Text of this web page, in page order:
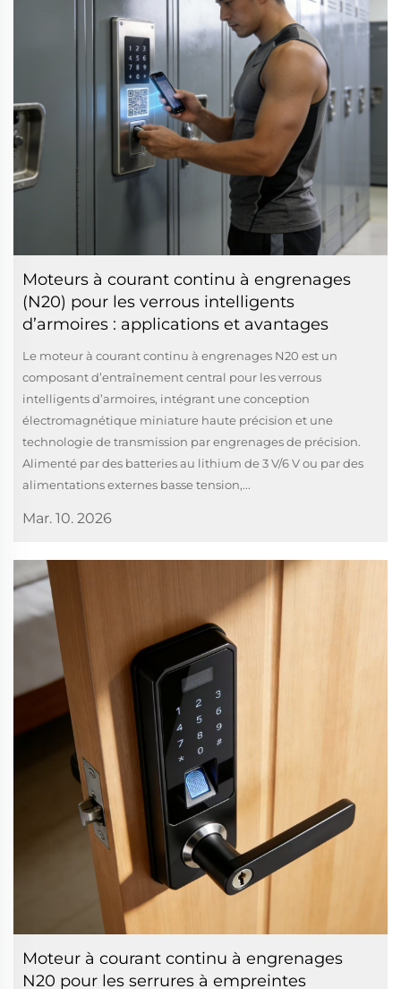
Moteurs à courant continu à engrenages
(N20) pour les verrous intelligents
d’armoires : applications et avantages
Le moteur à courant continu à engrenages N20 est un
composant d’entraînement central pour les verrous
intelligents d’armoires, intégrant une conception
électromagnétique miniature haute précision et une
technologie de transmission par engrenages de précision.
Alimenté par des batteries au lithium de 3 V/6 V ou par des
alimentations externes basse tension,...
Mar. 10. 2026
Moteur à courant continu à engrenages
N20 pour les serrures à empreintes